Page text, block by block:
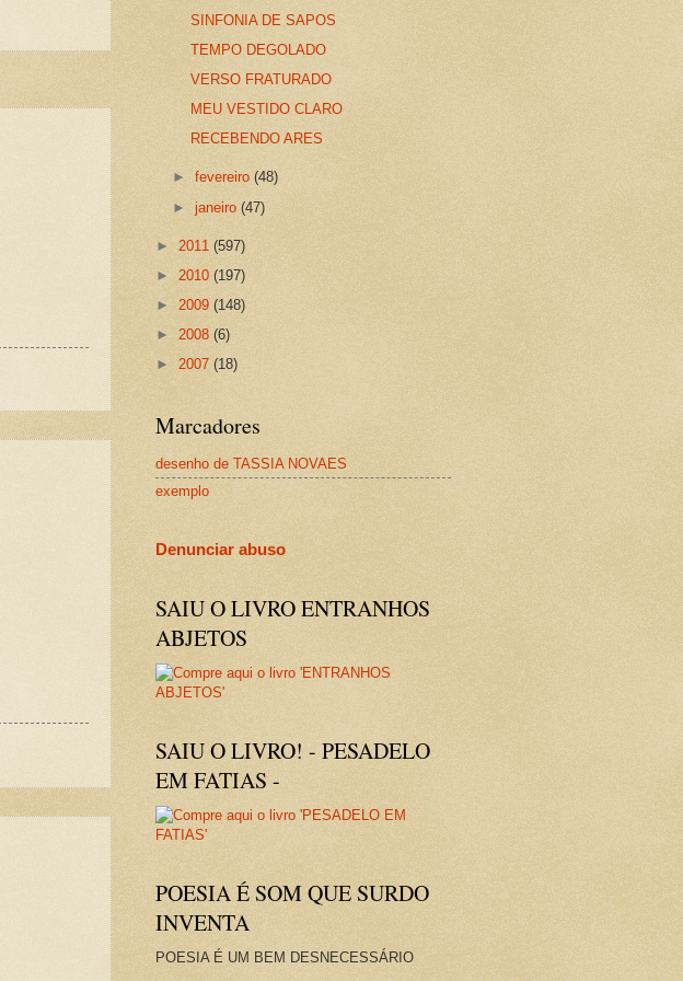
SINFONIA DE SAPOS
TEMPO DEGOLADO
VERSO FRATURADO
MEU VESTIDO CLARO
RECEBENDO ARES
►fevereiro(48)
►janeiro(47)
► 2011 (597)
► 2010 (197)
► 2009 (148)
► 2008 (6)
► 2007 (18)
Marcadores
desenho de TASSIA NOVAES
exemplo
Denunciar abuso
SAIU O LIVRO ENTRANHOS
ABJETOS
SAIU O LIVRO! - PESADELO
EM FATIAS -
POESIA É SOM QUE SURDO
INVENTA
POESIA É UM BEM DESNECESSÁRIO